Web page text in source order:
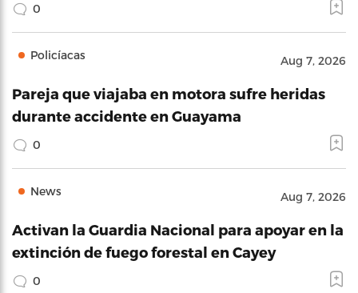
0
Policíacas Aug 7, 2026
Pareja que viajaba en motora sufre heridas
durante accidente en Guayama
0
News Aug 7, 2026
Activan la Guardia Nacional para apoyar en la
extinción de fuego forestal en Cayey
0